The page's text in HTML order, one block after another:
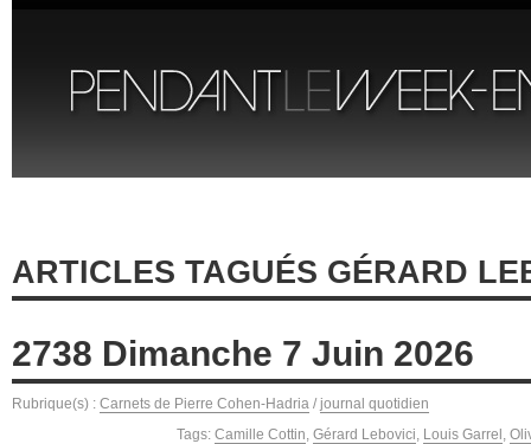
ARTICLES TAGUÉS GÉRARD
2738 Dimanche 7 Juin 2026
Rubrique(s) : Carnets de Pierre Cohen-Hadria / journal quotidien
Tags: Camille Cottin, Gérard Lebovici, Louis Garrel ,